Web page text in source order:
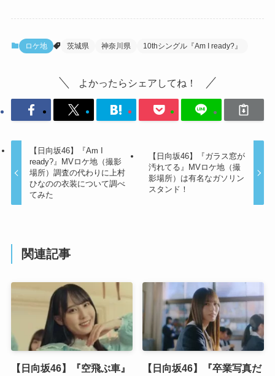
ロケ地 茨城県 神奈川県 10thシングル『Am I ready?』
よかったらシェアしてね！
【日向坂46】『Am I
ready?』MVロケ地（撮影
場所）調査の代わりに上村
ひなのの衣装について調べ
てみた
【日向坂46】『ガラス窓が
汚れてる』MVロケ地（撮
影場所）は有名なガソリン
スタンド！
関連記事
【日向坂46】『空飛ぶ車』
【日向坂46】『卒業写真だ